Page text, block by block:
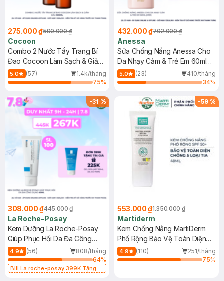
275.000 ₫590.000 ₫
Cocoon
Combo 2 Nước Tẩy Trang Bí
Đao Cocoon Làm Sạch & Giảm
Dầu 500ml
5.0 (57)
1.4k/tháng
75%
432.000 ₫702.000 ₫
Anessa
Sữa Chống Nắng Anessa Cho
Da Nhạy Cảm & Trẻ Em 60ml
(Mới)
5.0 (23)
410/tháng
34%
-31%
308.000 ₫445.000 ₫
La Roche-Posay
Kem Dưỡng La Roche-Posay
Giúp Phục Hồi Da Đa Công
Dụng 40ml
4.9 (56)
808/tháng
64%
Bill La roche-posay 399K Tặng
-59 %
553.000 ₫1.350.000 ₫
Martiderm
Kem Chống Nắng MartiDerm
Phổ Rộng Bảo Vệ Toàn Diện
40ml
4.9 (110)
251/tháng
75%